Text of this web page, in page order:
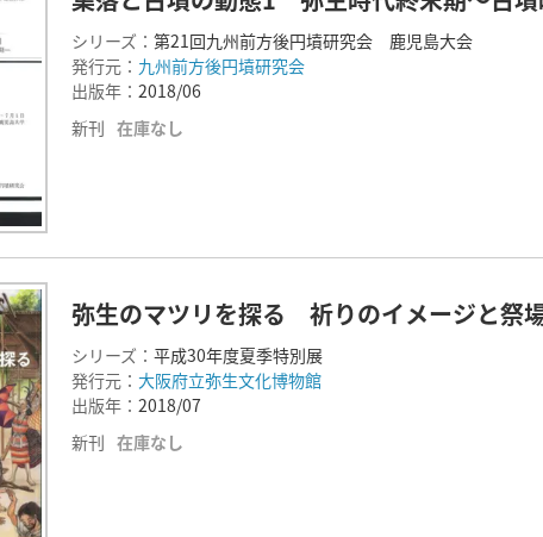
シリーズ： 第21回九州前方後円墳研究会 鹿児島大会
発行元： 九州前方後円墳研究会
出版年： 2018/06
新刊 在庫なし
弥生のマツリを探る 祈りのイメージと祭
シリーズ： 平成30年度夏季特別展
発行元： 大阪府立弥生文化博物館
出版年： 2018/07
新刊 在庫なし